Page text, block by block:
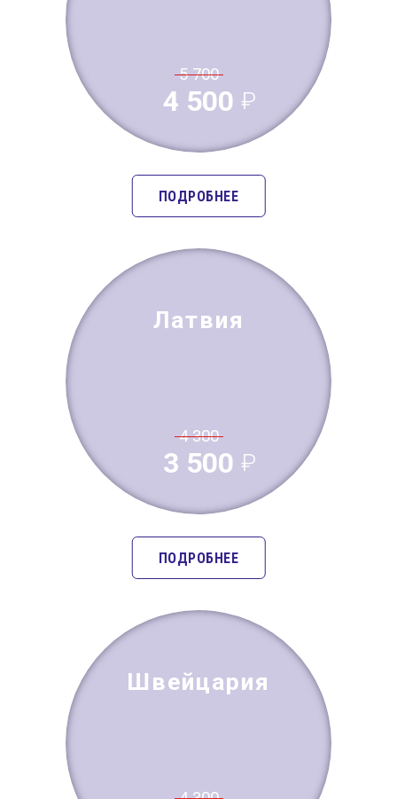
5 700
4 500
ПОДРОБНЕЕ
Латвия
4 300
3 500
ПОДРОБНЕЕ
Швейцария